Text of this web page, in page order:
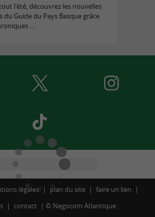
l'été, découvrez les nouvelles
du Guide du Pays Basque grâce
...
légales plan du site
faire un lien
contact © Negocom Atlantique